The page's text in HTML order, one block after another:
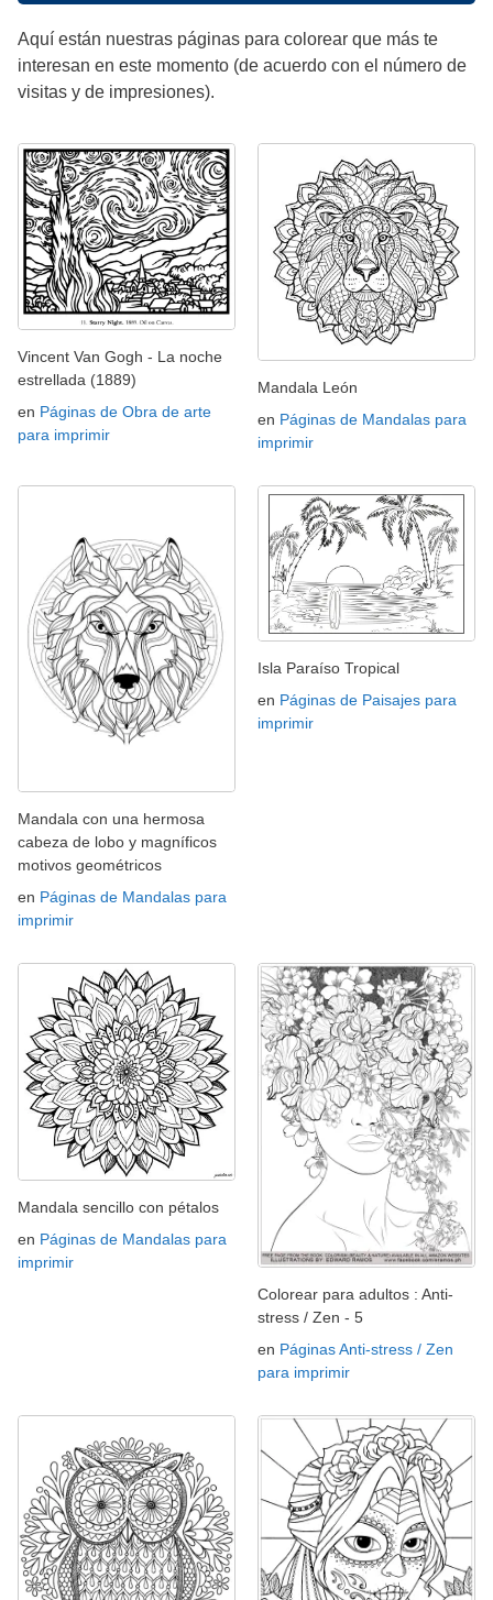
Aquí están nuestras páginas para colorear que más te
interesan en este momento (de acuerdo con el número de
visitas y de impresiones).
Vincent Van Gogh - La noche
estrellada (1889)
en Páginas de Obra de arte
para imprimir
Mandala León
en Páginas de Mandalas para
imprimir
Mandala con una hermosa
cabeza de lobo y magníficos
motivos geométricos
en Páginas de Mandalas para
imprimir
Isla Paraíso Tropical
en Páginas de Paisajes para
imprimir
Mandala sencillo con pétalos
en Páginas de Mandalas para
imprimir
Colorear para adultos : Anti-
stress / Zen - 5
en Páginas Anti-stress / Zen
para imprimir